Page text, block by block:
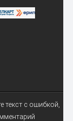
текст с ошибкой,